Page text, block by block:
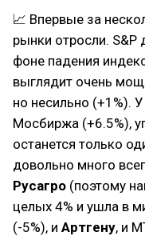
📈 Впервые за
рынки отросли. S&P
фоне падения
выглядит очень
но несильно (+1%).
Мосбиржа (+6.5%),
останется только
довольно много
Русагро (поэтому
целых 4% и ушла в
(-5%), и Артгену, и